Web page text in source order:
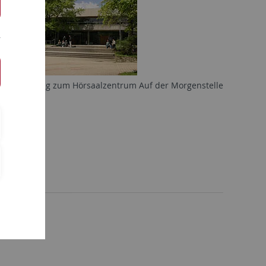
Eingang zum Hörsaalzentrum Auf der Morgenstelle